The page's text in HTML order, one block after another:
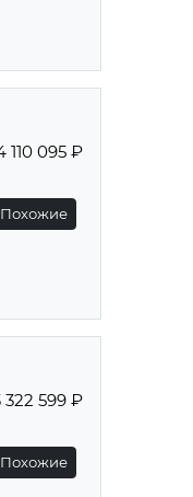
110 095 ₽
Похожие
322 599 ₽
Похожие